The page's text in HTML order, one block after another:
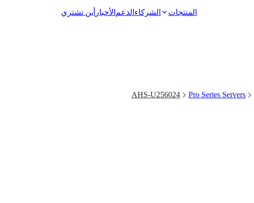
المنتجات الشركاء الدعم الأخبار أين تشتري
Pro Series Servers
AHS-U256024